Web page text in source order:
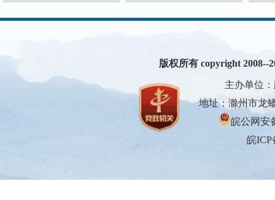
版权所有 copyright 2008--
主办单位
地址：滁州市龙
皖公网安
皖ICP